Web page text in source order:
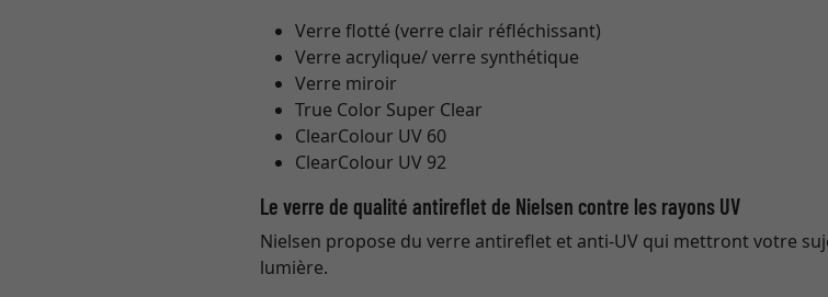
Verre flotté (verre clair réfléchissant)
Verre acrylique/ verre synthétique
Verre miroir
True Color Super Clear
ClearColour UV 60
ClearColour UV 92
Le verre de qualité antireflet de Nielsen contre les rayons UV
Nielsen propose du verre antireflet et anti-UV qui mettront votre
lumière.